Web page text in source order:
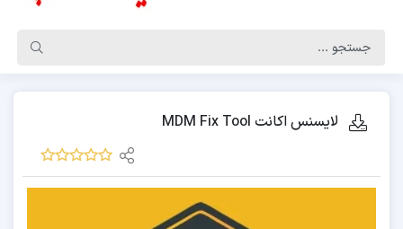
لایسنس اکانت MDM Fix Tool